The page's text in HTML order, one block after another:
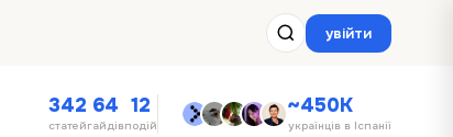
увійти
342
статей
64
гайдів
12
подій
~450K
українців в Іспанії